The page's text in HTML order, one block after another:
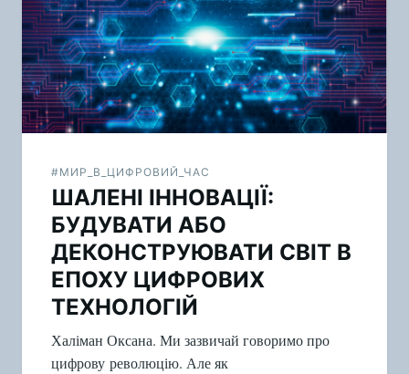
#МИР_В_ЦИФРОВИЙ_ЧАС
ШАЛЕНІ ІННОВАЦІЇ:
БУДУВАТИ АБО
ДЕКОНСТРУЮВАТИ СВІТ В
ЕПОХУ ЦИФРОВИХ
ТЕХНОЛОГІЙ
Халіман Оксана. Ми зазвичай говоримо про
цифрову революцію. Але як